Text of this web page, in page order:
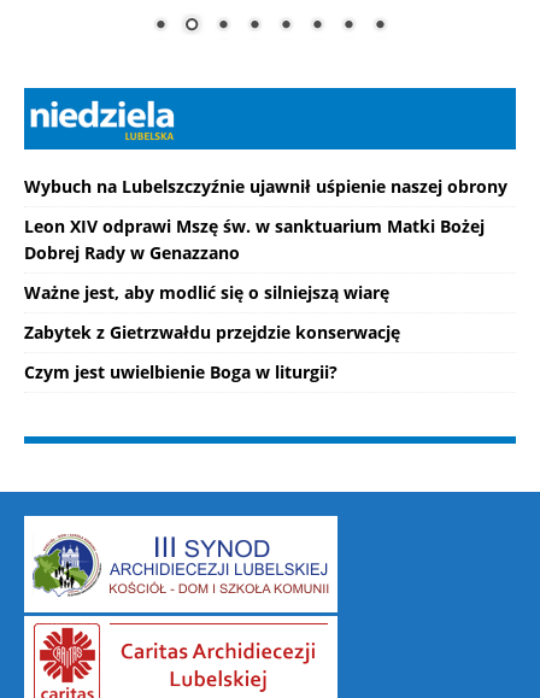
Wybuch na Lubelszczyźnie ujawnił uśpienie naszej obrony
Leon XIV odprawi Mszę św. w sanktuarium Matki Bożej
Dobrej Rady w Genazzano
Ważne jest, aby modlić się o silniejszą wiarę
Zabytek z Gietrzwałdu przejdzie konserwację
Czym jest uwielbienie Boga w liturgii?